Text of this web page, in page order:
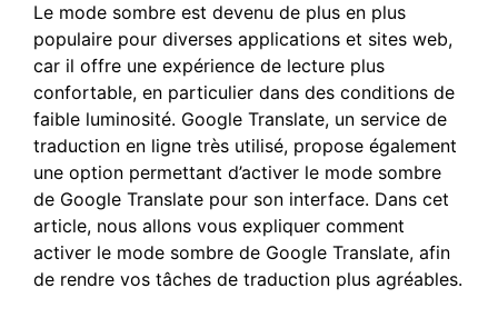
Le mode sombre est devenu de plus en plus
populaire pour diverses applications et sites web,
car il offre une expérience de lecture plus
confortable, en particulier dans des conditions de
faible luminosité. Google Translate, un service de
traduction en ligne très utilisé, propose également
une option permettant d’activer le mode sombre
de Google Translate pour son interface. Dans cet
article, nous allons vous expliquer comment
activer le mode sombre de Google Translate, afin
de rendre vos tâches de traduction plus agréables.